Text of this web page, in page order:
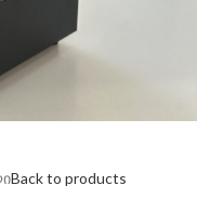
Back to products